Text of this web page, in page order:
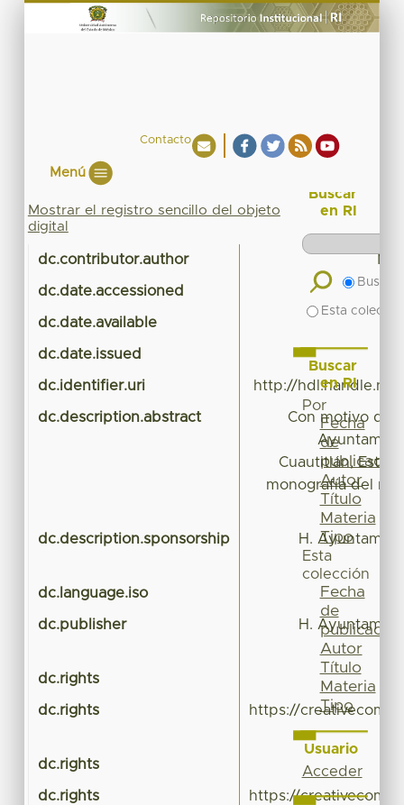
Contacto
Menú
Mostrar el registro sencillo del objeto
digital
dc.contributor.author
dc.date.accessioned
dc.date.available
dc.date.issued
dc.identifier.uri http://
dc.description.abstract
Con motivo del
Cuautitlán,
monografía del
dc.description.sponsorship H.
dc.language.iso
dc.publisher H.
dc.rights
dc.rights https://
dc.rights
dc.rights https://
Buscar
en RI
Buscar
Esta
Buscar
en RI
Por
Fecha
de
publicación
Autor
Título
Materia
Tipo
Esta
colección
Fecha
de
publicación
Autor
Título
Materia
Tipo
Usuario
Acceder